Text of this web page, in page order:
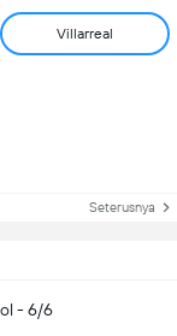
Villarreal
Seterusnya
- 6/6